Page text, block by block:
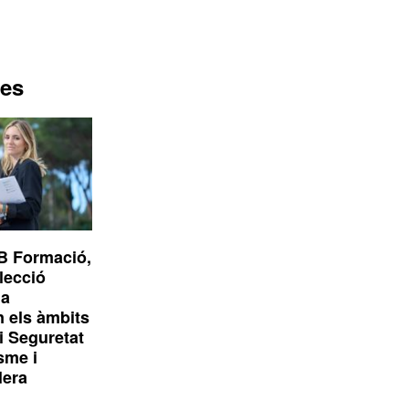
Formació,
els àmbits
Seguretat
i